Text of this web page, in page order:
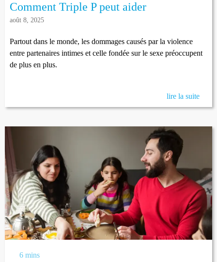
Comment Triple P peut aider
août 8, 2025
Partout dans le monde, les dommages causés par la violence
entre partenaires intimes et celle fondée sur le sexe préoccupent
de plus en plus.
lire la suite
6 mins